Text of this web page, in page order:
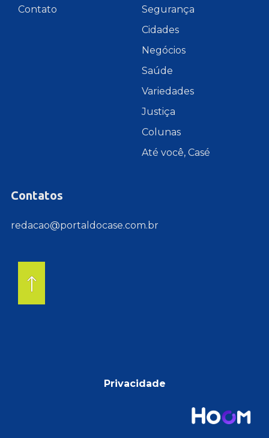
Contato
Segurança
Cidades
Negócios
Saúde
Variedades
Justiça
Colunas
Até você, Casé
Contatos
redacao@portaldocase.com.br
Privacidade